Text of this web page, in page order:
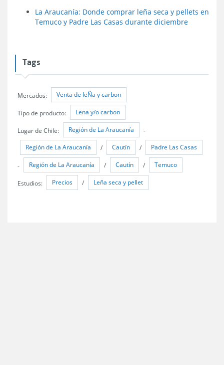
La Araucanía: Donde comprar leña seca y pellets en
Temuco y Padre Las Casas durante diciembre
Tags
Mercados: Venta de leÑa y carbon
Tipo de producto: Lena y/o carbon
Lugar de Chile: Región de La Araucanía -
Región de La Araucanía / Cautín / Padre Las Casas
- Región de La Araucanía / Cautín / Temuco
Estudios: Precios / Leña seca y pellet